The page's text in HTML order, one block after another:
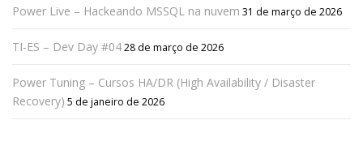
Power Live – Hackeando MSSQL na nuvem 31 de março de 2026
TI-ES – Dev Day #0428 de março de 2026
Power Tuning – Cursos HA/DR (High Availability / Disaster
Recovery) 5 de janeiro de 2026